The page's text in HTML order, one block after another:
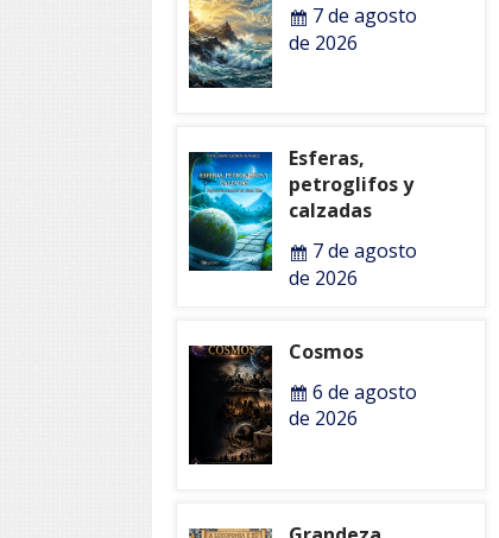
7 de agosto
de 2026
Esferas,
petroglifos y
calzadas
7 de agosto
de 2026
Cosmos
6 de agosto
de 2026